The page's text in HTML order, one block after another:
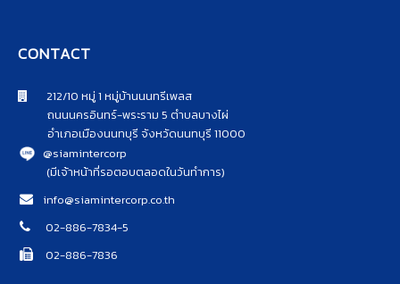
CONTACT
212/10 หมู่ 1 หมู่บ้านนนทรีเพลส
ถนนนครอินทร์-พระราม 5 ตำบลบางไผ่
อำเภอเมืองนนทบุรี จังหวัดนนทบุรี 11000
@siamintercorp
(มีเจ้าหน้าที่รอตอบตลอดในวันทำการ)
info@siamintercorp.co.th
02-886-7834-5
02-886-7836